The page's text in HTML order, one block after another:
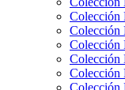
Colección
Colección
Colección
Colección
Colección
Colección